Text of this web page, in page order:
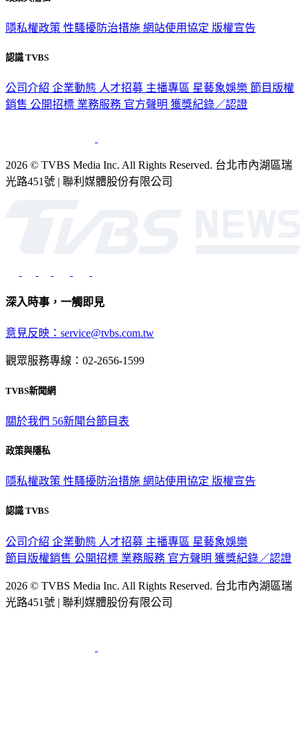
隱私權政策 性騷擾防治措施 網站使用協定 版權宣告
認識 TVBS
公司介紹 企業動態 人才招募 主播專區 星藝象娛樂 節目版權
銷售 公開招標 業務服務 官方聲明 獲獎紀錄／認證
2026 © TVBS Media Inc. All Rights Reserved. 台北市內湖區瑞
光路451號 | 聯利媒體股份有限公司
深入時事，一觸即見
意見反映：service@tvbs.com.tw
觀眾服務專線：02-2656-1599
TVBS新聞網
關於我們 56新聞台節目表
政策與隱私
隱私權政策 性騷擾防治措施 網站使用協定 版權宣告
認識 TVBS
公司介紹 企業動態 人才招募 主播專區 星藝象娛樂
節目版權銷售 公開招標 業務服務 官方聲明 獲獎紀錄／認證
2026 © TVBS Media Inc. All Rights Reserved. 台北市內湖區瑞
光路451號 | 聯利媒體股份有限公司